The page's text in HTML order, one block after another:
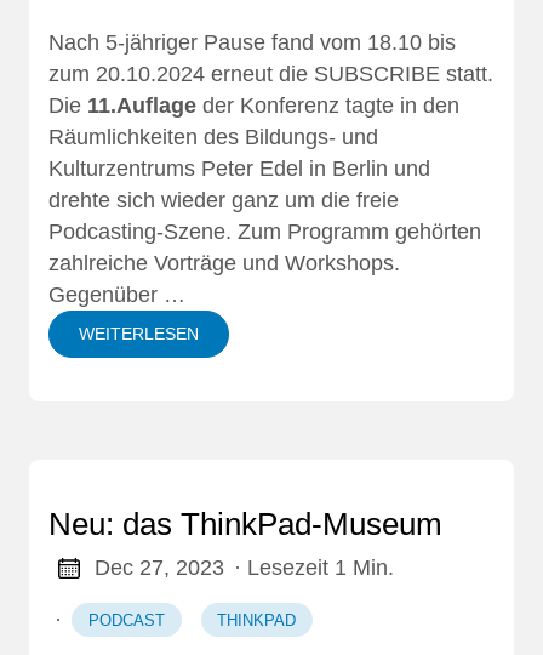
Nach 5-jähriger Pause fand vom 18.10 bis
zum 20.10.2024 erneut die SUBSCRIBE statt.
Die 11.Auflage der Konferenz tagte in den
Räumlichkeiten des Bildungs- und
Kulturzentrums Peter Edel in Berlin und
drehte sich wieder ganz um die freie
Podcasting-Szene. Zum Programm gehörten
zahlreiche Vorträge und Workshops.
Gegenüber …
WEITERLESEN
Neu: das ThinkPad-Museum
Dec 27, 2023 · Lesezeit 1 Min.
· PODCAST THINKPAD